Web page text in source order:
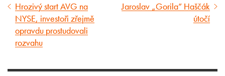
Předcházející
článek
Hrozivý start AVG na
NYSE, investoři zřejmě
opravdu prostudovali
rozvahu
Následující
Jaroslav „Gorila“ Haščák
útočí